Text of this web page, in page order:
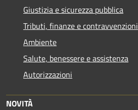
Giustizia e sicurezza pubblica
Tributi, finanze e contravvenzioni
Ambiente
Salute, benessere e assistenza
Autorizzazioni
NOVITÀ